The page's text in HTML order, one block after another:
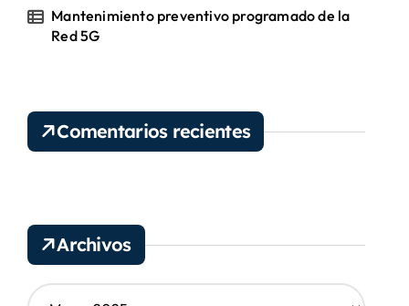
Mantenimiento preventivo programado de la
Red 5G
Comentarios recientes
Archivos
A